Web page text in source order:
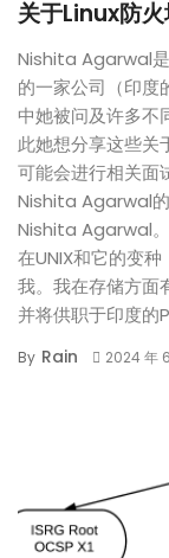
关于Linux防
Nishita Agarwal
的一家公司（印度
中她被问及许多
此她想分享这些
可能会进行相关面
Nishita Agarwal的
Nishita Agarwal。
在UNIX和它的变
我。我在存储方面
并将供职于印度的P
By Rain 2024 年